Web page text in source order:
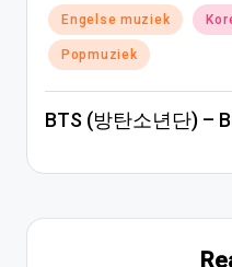
Geplaatst
in
Engelse muziek
Popmuziek
BTS (방탄소년단) –